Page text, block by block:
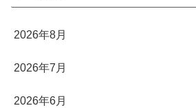
2026年8月
2026年7月
2026年6月